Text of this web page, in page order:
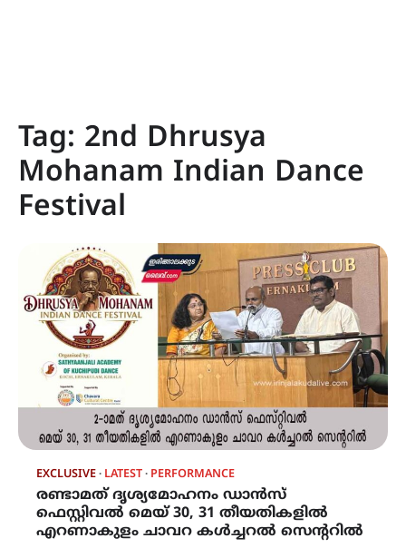
Tag: 2nd Dhrusya
Mohanam Indian Dance
Festival
EXCLUSIVE LATEST PERFORMANCE
രണ്ടാമത് ദൃശ്യമോഹനം ഡാൻസ്
ഫെസ്റ്റിവൽ മെയ് 30, 31 തീയതികളിൽ
എറണാകുളം ചാവറ കൾച്ചറൽ സെന്ററിൽ